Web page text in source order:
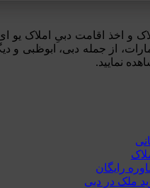
از جمله دبی، ابوظبی و
رایگان
ملک در دبی